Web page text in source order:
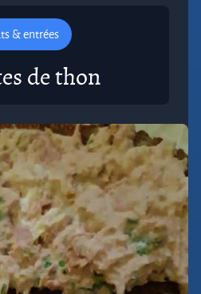
& entrées
de thon